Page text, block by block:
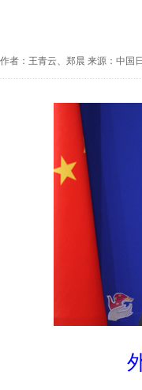
作者：王青云、郑晨 来源：中国